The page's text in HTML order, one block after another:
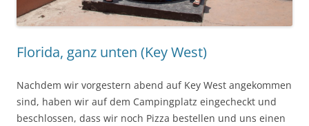
Florida, ganz unten (Key West)
Nachdem wir vorgestern abend auf Key West angekommen
sind, haben wir auf dem Campingplatz eingecheckt und
beschlossen, dass wir noch Pizza bestellen und uns einen